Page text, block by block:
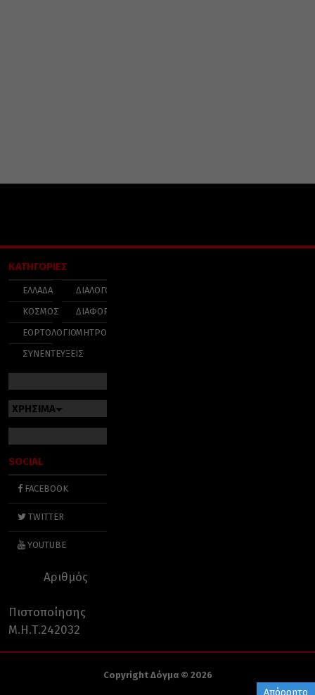
ΚΑΤΗΓΟΡΙΕΣ
ΕΛΛΑΔΑ
ΚΟΣΜΟΣ
ΕΟΡΤΟΛΟΓΙΟ
ΣΥΝΕΝΤΕΥΞΕΙΣ
ΔΙΑΛΟΓΟΣ
ΔΙΑΦΟΡΑ
ΜΗΤΡΟΠΟΛΕΙΣ
ΧΡΗΣΙΜΑ
SOCIAL
FACEBOOK
TWITTER
YOUTUBE
Αριθμός
Πιστοποίησης
Μ.Η.Τ.242032
Copyright Δόγμα © 2026
Απόρρητο